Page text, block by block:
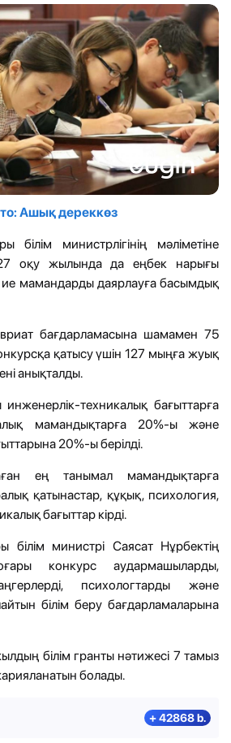
Ашық дереккөз
министрлігінің мәліметіне
оқу жылында да еңбек нарығы
мамандарды даярлауға басымдық
бағдарламасына шамамен 75
қатысу үшін 127 мыңға жуық
анықталды.
техникалық бағыттарға
мамандықтарға 20%-ы және
20%-ы берілді.
ең танымал мамандықтарға
қатынастар, құқық, психология,
бағыттар кірді.
министрі Саясат Нұрбектің
конкурс аудармашыларды,
психологтарды және
білім беру бағдарламаларына
білім гранты нәтижесі 7 тамыз
болады.
+ 42868 b.